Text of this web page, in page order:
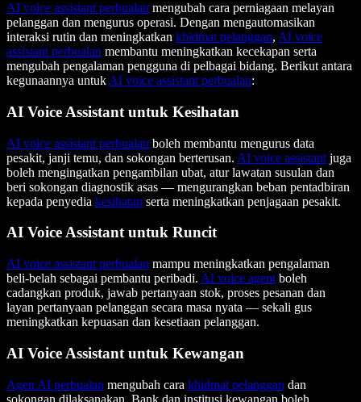
AI voice assistant perbualan mengubah cara perniagaan melayan
pelanggan dan mengurus operasi. Dengan mengautomasikan
interaksi rutin dan meningkatkan khidmat pelanggan, AI voice
assistant perbualan membantu meningkatkan kecekapan serta
mengubah pengalaman pengguna di pelbagai bidang. Berikut antara
kegunaannya untuk AI voice assistant perbualan:
AI Voice Assistant untuk Kesihatan
AI voice assistant perbualan boleh membantu mengurus data
pesakit, janji temu, dan sokongan berterusan. AI voice assistant juga
boleh mengingatkan pengambilan ubat, atur lawatan susulan dan
beri sokongan diagnostik asas — mengurangkan beban pentadbiran
kepada penyedia kesihatan serta meningkatkan penjagaan pesakit.
AI Voice Assistant untuk Runcit
AI voice assistant perbualan mampu meningkatkan pengalaman
beli-belah sebagai pembantu peribadi. AI voice agent boleh
cadangkan produk, jawab pertanyaan stok, proses pesanan dan
layan pertanyaan pelanggan secara masa nyata — sekali gus
meningkatkan kepuasan dan kesetiaan pelanggan.
AI Voice Assistant untuk Kewangan
Agen AI perbualan mengubah cara khidmat pelanggan dan
sokongan dilaksanakan. Bank dan institusi kewangan boleh